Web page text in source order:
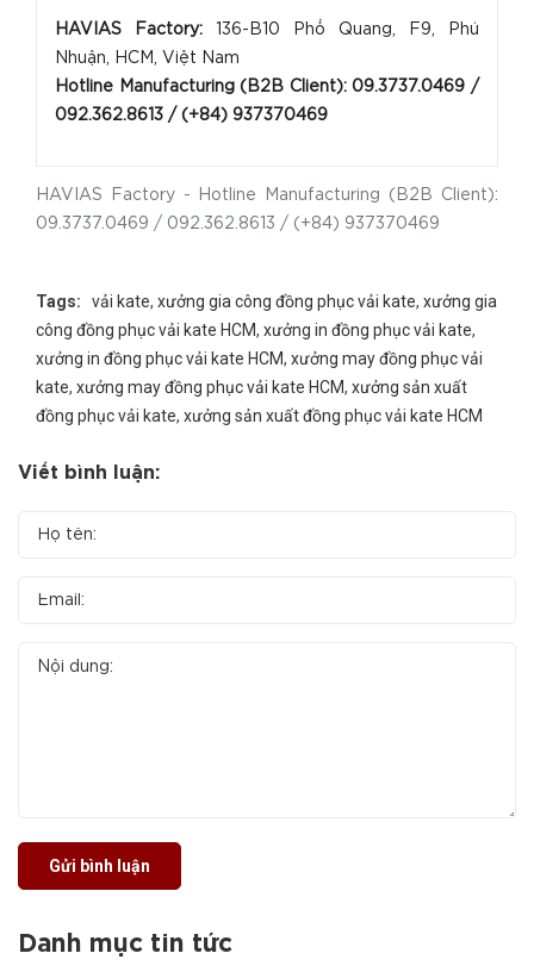
HAVIAS Factory - Hotline Manufacturing (B2B Client):
09.3737.0469 / 092.362.8613 / (+84) 937370469
HAVIAS Factory:
136-B10 Phổ Quang, F9, Phú
Nhuận, HCM, Việt Nam
Hotline Manufacturing (B2B Client): 09.3737.0469 /
092.362.8613 / (+84) 937370469
Tags: vải kate, xưởng gia công đồng phục vải kate, xưởng gia
công đồng phục vải kate HCM, xưởng in đồng phục vải kate,
xưởng in đồng phục vải kate HCM, xưởng may đồng phục vải
kate, xưởng may đồng phục vải kate HCM, xưởng sản xuất
đồng phục vải kate, xưởng sản xuất đồng phục vải kate HCM
Viết bình luận:
Gửi bình luận
Danh mục tin tức